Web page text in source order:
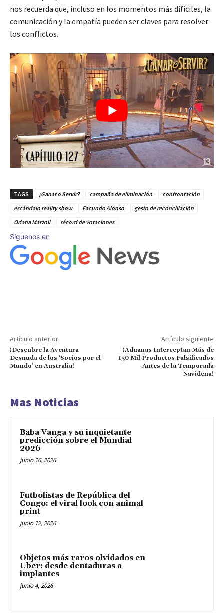
nos recuerda que, incluso en los momentos más difíciles, la
comunicación y la empatía pueden ser claves para resolver
los conflictos.
TAGS ¿Ganar o Servir? campaña de eliminación
confrontación
escándalo reality show
Facundo Alonso
gesto de reconciliación
Oriana Marzoli
récord de votaciones
Síguenos en
Artículo anterior
¡Descubre la Aventura
Desnuda de los ‘Socios por el
Mundo’ en Australia!
Artículo siguiente
¡Aduanas Interceptan Más de
150 Mil Productos Falsificados
Antes de la Temporada
Navideña!
Mas Noticias
Baba Vanga y su inquietante
predicción sobre el Mundial
2026
junio 16, 2026
Futbolistas de República del
Congo: el viral look con animal
print
junio 12, 2026
Objetos más raros olvidados en
Uber: desde dentaduras a
implantes
junio 4, 2026